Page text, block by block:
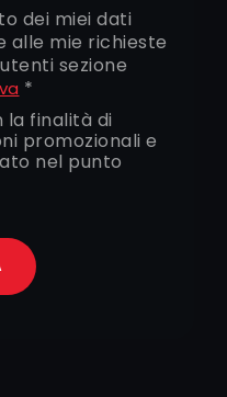
dei miei dati
alle mie richieste
sezione
*
la finalità di
promozionali e
nel punto